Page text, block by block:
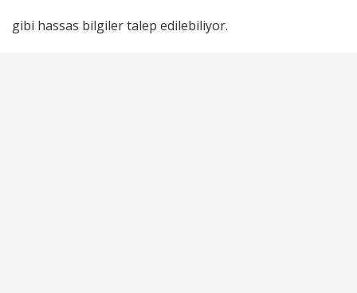
gibi hassas bilgiler talep edilebiliyor.